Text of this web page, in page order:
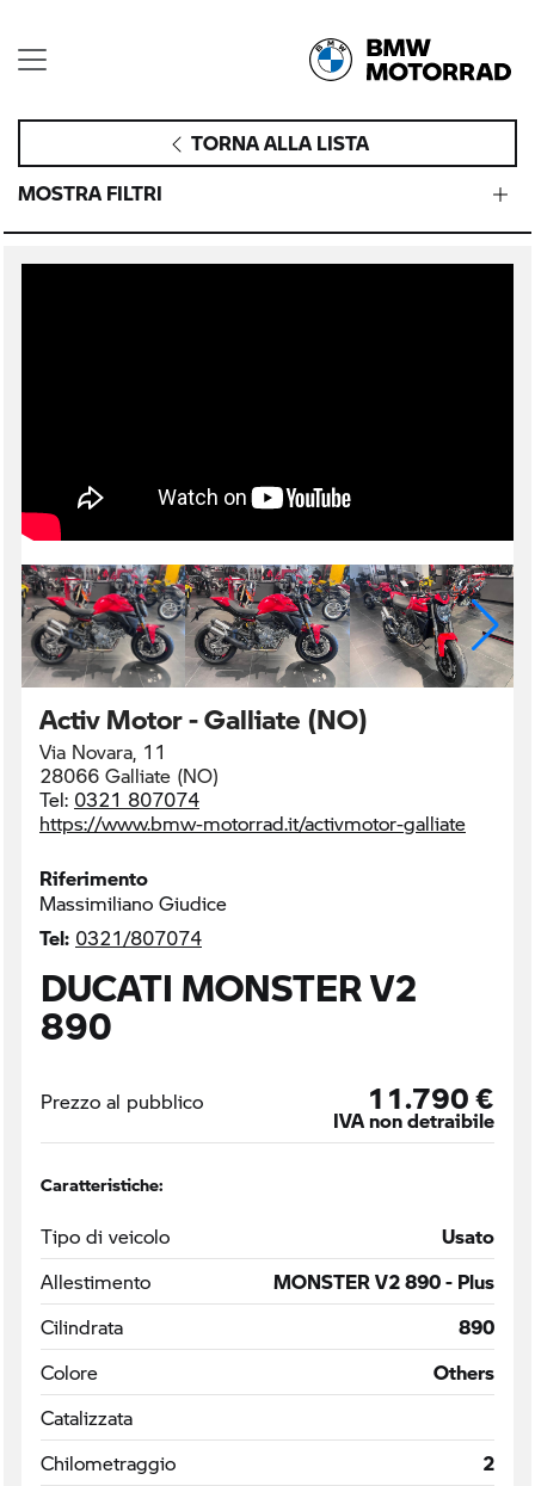
TORNA ALLA LISTA
MOSTRA FILTRI
Activ Motor - Galliate (NO)
Via Novara, 11
28066 Galliate (NO)
Tel: 0321 807074
https://www.bmw-motorrad.it/activmotor-galliate
Riferimento
Massimiliano Giudice
Tel: 0321/807074
DUCATI MONSTER V2
890
Prezzo al pubblico 11.790 €
IVA non detraibile
Caratteristiche:
Tipo di veicolo
Usato
Allestimento
MONSTER V2 890 - Plus
Cilindrata
890
Colore
Others
Catalizzata
Chilometraggio
2